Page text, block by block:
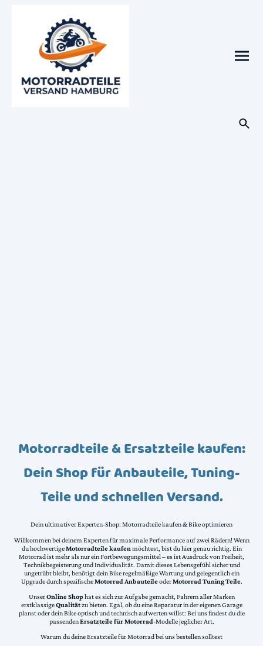
Motorradteile & Ersatzteile kaufen:
Dein Shop für Anbauteile, Tuning-
Teile und schnellen Versand.
Dein ultimativer Experten-Shop: Motorradteile kaufen & Bike optimieren
Willkommen bei deinem Experten für maximale Performance auf zwei Rädern! Wenn
du hochwertigeMotorradteile kaufen möchtest, bist du hier genau richtig. Ein
Motorrad ist mehr als nur ein Fortbewegungsmittel – es ist Ausdruck von Freiheit,
Technikbegeisterung und Individualität. Damit dieses Lebensgefühl sicher und
ungetrübt bleibt, benötigt dein Bike regelmäßige Wartung und gelegentlich ein
Upgrade durch spezifischeMotorrad AnbauteileoderMotorrad Tuning Teile.
UnserOnline Shophat es sich zur Aufgabe gemacht, Fahrern aller Marken
erstklassigeQualitätzu bieten. Egal, ob du eine Reparatur in der eigenen Garage
planst oder dein Bike optisch und technisch aufwerten willst: Bei uns findest du die
passendenErsatzteile für Motorrad-Modelle jeglicher Art.
Warum du deine Ersatzteile für Motorrad bei uns bestellen solltest